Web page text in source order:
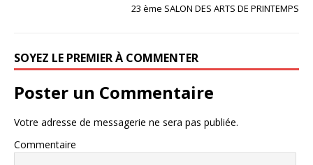
23 ème SALON DES ARTS DE PRINTEMPS
SOYEZ LE PREMIER À COMMENTER
Poster un Commentaire
Votre adresse de messagerie ne sera pas publiée.
Commentaire